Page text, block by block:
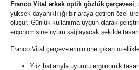
Franco Vital erkek optik gözlük çerçevesi,
yüksek dayanıklılığı bir araya getiren özel
oluşur. Günlük kullanıma uygun olarak
ergonomisine uyum sağlayacak şekilde
Franco Vital çerçevelerinin öne çıkan
Yüz hatlarıyla uyumlu ergonomik